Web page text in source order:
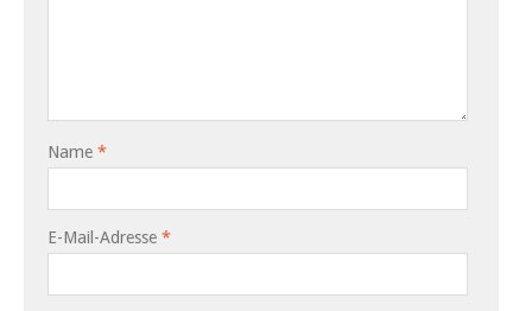
Name *
E-Mail-Adresse *